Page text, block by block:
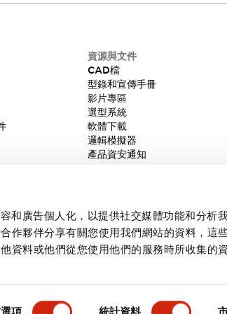
和廣告個人化，以提供社交媒體功能和分析
作夥伴分享有關您使用我們網站的資料，這
資料或他們從您使用他們的服務時所收集的資
項 統計資料
資源與文件
CAD檔
型錄和宣傳手冊
影片專區
選型系統
軟體下載
邏輯模擬器
產品資安通知